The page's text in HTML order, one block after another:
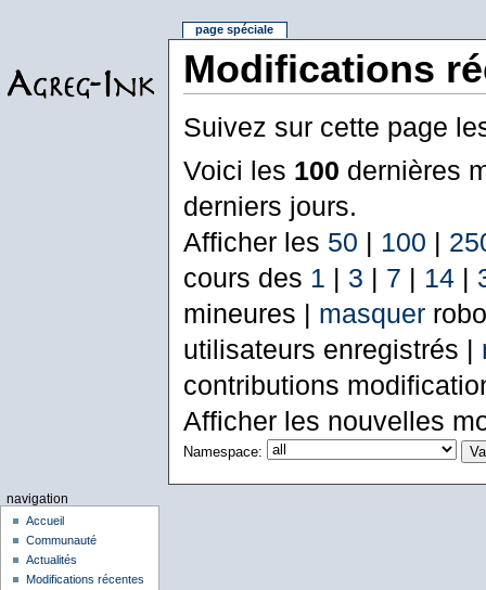
Modifications
Suivez sur cette page
Voici les 100 dernières
derniers jours.
Afficher les 50 | 100 |
cours des 1 | 3 | 7 | 14|
mineures | masquer
utilisateurs enregistrés |
contributions
Afficher les nouvelles
Namespace:
page spéciale
navigation
Accueil
Communauté
Actualités
Modifications récentes